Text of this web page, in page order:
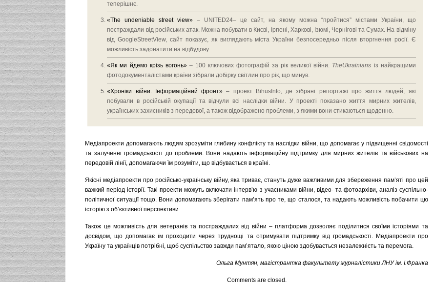
теперішнє.
«The undeniable street view» – UNITED24– це сайт, на якому можна “пройтися” містами України, що
постраждали від російських атак. Можна побувати в Києві, Ірпені, Харкові, Ізюмі, Чернігові та Сумах. На відміну
від GoogleStreetView, сайт показує, як виглядають міста України безпосередньо після вторгнення росії. Є
можливість задонатити на відбудову.
«Як ми йдемо крізь вогонь»– 100 ключових фотографій за рік великої війни. TheUkrainians із найкращими
фотодокументалістами країни зібрали добірку світлин про рік, що минув.
«Хроніки війни. Інформаційний фронт» – проект BihusInfo, де зібрані репортажі про життя людей, які
побували в російській окупації та відчули всі наслідки війни. У проекті показано життя мирних жителів,
українських захисників з передової, а також відображено проблеми, з якими вони стикаються щоденно.
Медіапроекти допомагають людям зрозуміти глибину конфлікту та наслідки війни, що допомагає у підвищенні свідомості
та залученні громадськості до проблеми. Вони надають інформаційну підтримку для мирних жителів та військових на
передовій лінії, допомагаючи їм розуміти, що відбувається в країні.
Якісні медіапроекти про російсько-українську війну, яка триває, стануть дуже важливими для збереження пам’яті про цей
важкий період історії. Такі проекти можуть включати інтерв’ю з учасниками війни, відео- та фотоархіви, аналіз суспільно-
політичної ситуації тощо. Вони допомагають зберігати пам’ять про те, що сталося, та надають можливість побачити цю
історію з об’єктивної перспективи.
Також це можливість для ветеранів та постраждалих від війни – платформа дозволяє поділитися своїми історіями та
досвідом, що допомагає їм проходити через труднощі та отримувати підтримку від громадськості. Медіапроекти про
Україну та українців потрібні, щоб суспільство завжди пам’ятало, якою ціною здобувається незалежність та перемога.
Ольга Мунтян, магістрантка факультету журналістики ЛНУ ім. І.Франка
Comments are closed.